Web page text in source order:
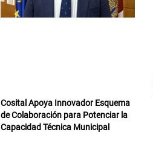
Cosital Apoya Innovador Esquema
de Colaboración para Potenciar la
Capacidad Técnica Municipal